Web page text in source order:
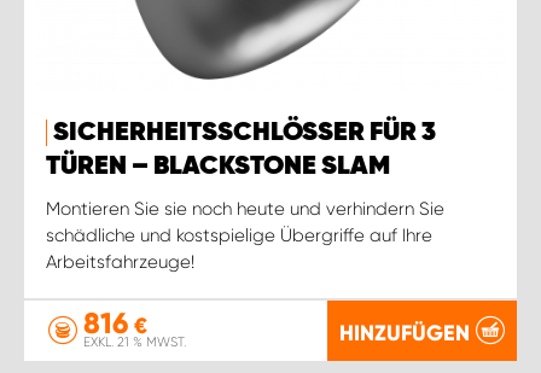
SICHERHEITSSCHLÖSSER FÜR 3
TÜREN – BLACKSTONE SLAM
Montieren Sie sie noch heute und verhindern Sie
schädliche und kostspielige Übergriffe auf Ihre
Arbeitsfahrzeuge!
816 €
EXKL. 21 % MWST. HINZUFÜGEN